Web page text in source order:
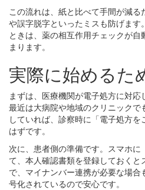
この流れは、紙と比べて手間が減
や誤字脱字といったミスも防げます
ときは、薬の相互作用チェックが
まります。
実際に始めるた
まずは、医療機関が電子処方に対応
最近は大病院や地域のクリニック
していれば、診察時に「電子処方
はずです。
次に、患者側の準備です。スマホ
て、本人確認書類を登録しておく
で、マイナンバー連携が必要な場
号化されているので安心です。